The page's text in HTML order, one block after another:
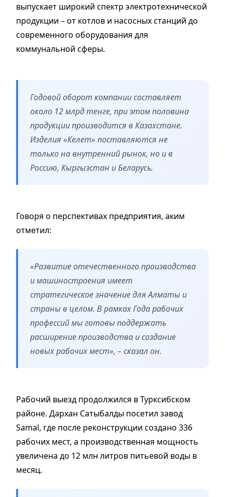
выпускает широкий спектр электротехнической
продукции – от котлов и насосных станций до
современного оборудования для
коммунальной сферы.
Годовой оборот компании составляет
около 12 млрд тенге, при этом половина
продукции производится в Казахстане.
Изделия «Келет» поставляются не
только на внутренний рынок, но и в
Россию, Кыргызстан и Беларусь.
Говоря о перспективах предприятия, аким
отметил:
«Развитие отечественного производства
и машиностроения имеет
стратегическое значение для Алматы и
страны в целом. В рамках Года рабочих
профессий мы готовы поддержать
расширение производства и создание
новых рабочих мест», – сказал он.
Рабочий выезд продолжился в Турксибском
районе. Дархан Сатыбалды посетил завод
Samal, где после реконструкции создано 336
рабочих мест, а производственная мощность
увеличена до 12 млн литров питьевой воды в
месяц.